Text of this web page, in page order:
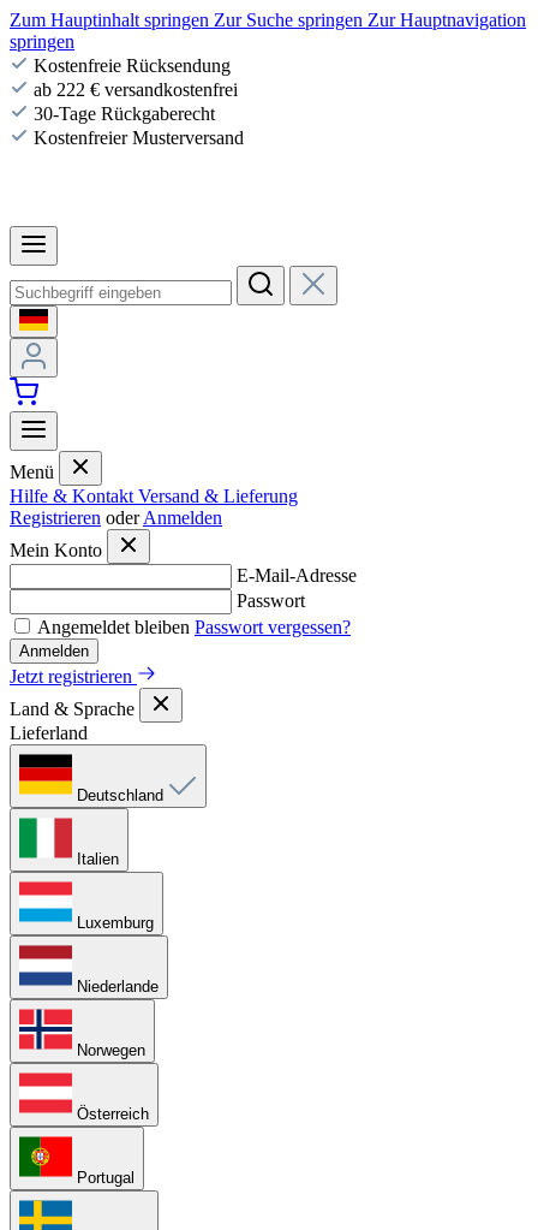
Zum Hauptinhalt springen Zur Suche springen Zur Hauptnavigation
springen
Kostenfreie Rücksendung
ab 222 € versandkostenfrei
30-Tage Rückgaberecht
Kostenfreier Musterversand
Menü
Hilfe & Kontakt Versand & Lieferung
Registrieren oder Anmelden
Mein Konto
E-Mail-Adresse
Passwort
Angemeldet bleiben Passwort vergessen?
Anmelden
Jetzt registrieren
Land & Sprache
Lieferland
Deutschland
Italien
Luxemburg
Niederlande
Norwegen
Österreich
Portugal